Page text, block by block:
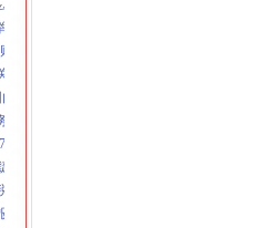
助力殊监管区域科学发展_
经_腾讯网
物运行成功-银行频道-和讯网
_新民网
考条件？？-重庆公务员-
万人次-今日重庆-华龙网
1503克-今日重
上收取-搜狐财经
名况公示】-环球网校
_志趣网